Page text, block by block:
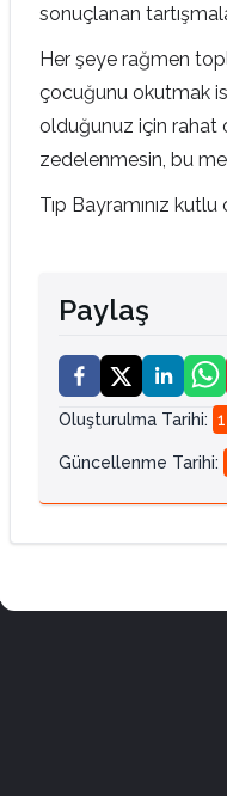
sonuçlanan
Her şeye rağmen
çocuğunu okutmak
olduğunuz için rahat
zedelenmesin, bu
Tıp Bayramınız
Paylaş
Oluşturulma Tarihi:
Güncellenme Tarihi: